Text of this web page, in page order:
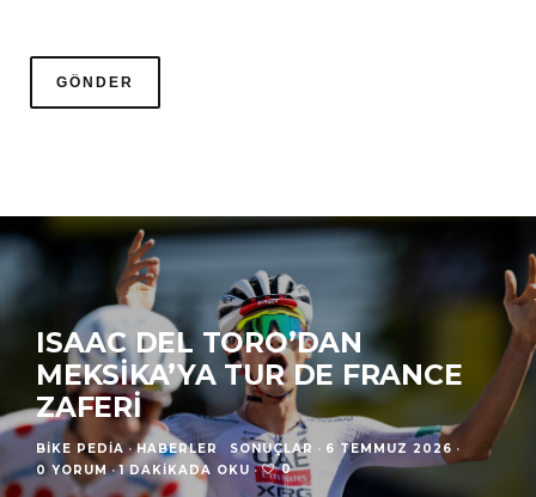
ISAAC DEL TORO’DAN
MEKSIKA’YA TUR DE FRANCE
ZAFERI
BIKE PEDIA · HABERLER SONUÇLAR · 6 TEMMUZ 2026 ·
0 YORUM · 1 DAKIKADA OKU · 0